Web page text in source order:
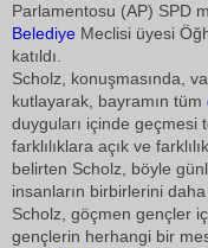
Parlamentosu (AP) SPD
Belediye Meclisi üyesi
katıldı.
Scholz, konuşmasında,
kutlayarak, bayramın tüm
duyguları içinde geçmesi
farklılıklara açık ve
belirten Scholz, böyle
insanların birbirlerini
Scholz, göçmen gençler
gençlerin herhangi bir